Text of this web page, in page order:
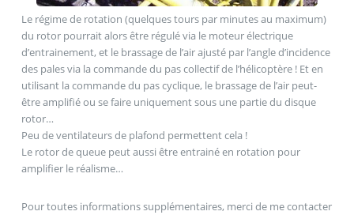
Le régime de rotation (quelques tours par minutes au maximum)
du rotor pourrait alors être régulé via le moteur électrique
d’entrainement, et le brassage de l’air ajusté par l’angle d’incidence
des pales via la commande du pas collectif de l’hélicoptère ! Et en
utilisant la commande du pas cyclique, le brassage de l’air peut-
être amplifié ou se faire uniquement sous une partie du disque
rotor…
Peu de ventilateurs de plafond permettent cela !
Le rotor de queue peut aussi être entrainé en rotation pour
amplifier le réalisme…
Pour toutes informations supplémentaires, merci de me contacter